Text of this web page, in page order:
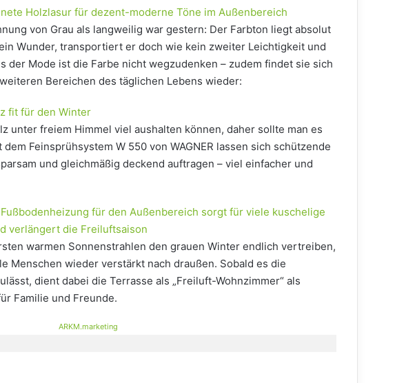
Holzlasur für dezent-moderne Töne im Außenbereich
von Grau als langweilig war gestern: Der Farbton liegt absolut
Wunder, transportiert er doch wie kein zweiter Leichtigkeit und
der Mode ist die Farbe nicht wegzudenken – zudem findet sie sich
Bereichen des täglichen Lebens wieder:
fit für den Winter
unter freiem Himmel viel aushalten können, daher sollte man es
Feinsprühsystem W 550 von WAGNER lassen sich schützende
und gleichmäßig deckend auftragen – viel einfacher und
für den Außenbereich sorgt für viele kuschelige
verlängert die Freiluftsaison
warmen Sonnenstrahlen den grauen Winter endlich vertreiben,
Menschen wieder verstärkt nach draußen. Sobald es die
dient dabei die Terrasse als „Freiluft-Wohnzimmer“ als
Familie und Freunde.
ARKM.marketing